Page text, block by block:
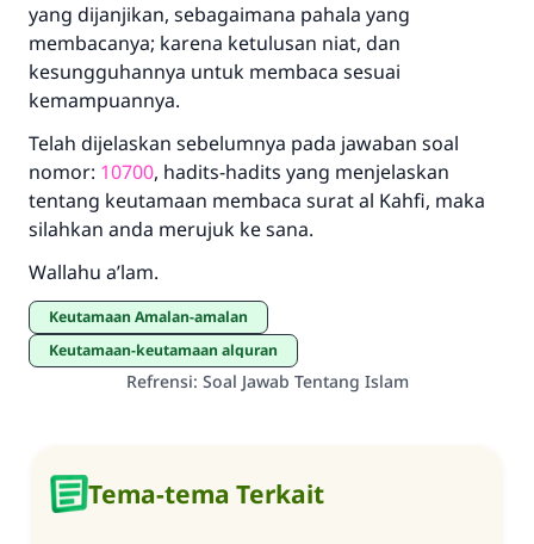
yang dijanjikan, sebagaimana pahala yang
membacanya; karena ketulusan niat, dan
kesungguhannya untuk membaca sesuai
kemampuannya.
Telah dijelaskan sebelumnya pada jawaban soal
nomor: 10700, hadits-hadits yang menjelaskan
tentang keutamaan membaca surat al Kahfi, maka
silahkan anda merujuk ke sana.
Wallahu a’lam.
Keutamaan Amalan-amalan
Keutamaan-keutamaan alquran
Refrensi: Soal Jawab Tentang Islam
Tema-tema Terkait
Bantu kami dalam memberikan jawaban untuk umat
Rasulullah ﷺ bersabda
"Siapa yang menunjukkan suatu kebaikan,
meka dia akan mendapatkan pahala yang
sama dengan orang yang melakukannya"
MUSLIM, 1893